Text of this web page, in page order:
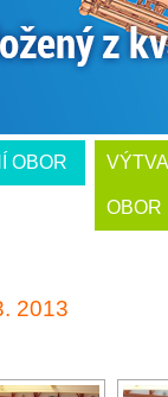
OBOR
OBOR
2013